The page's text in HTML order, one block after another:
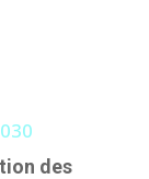
des